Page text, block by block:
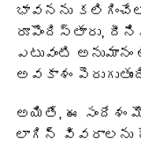
భావనను
రూపొందిస్తారు,
ఎటువంటి
అవకాశం
అయితే, ఈ సందేశం
లాగిన్ వివరాలను